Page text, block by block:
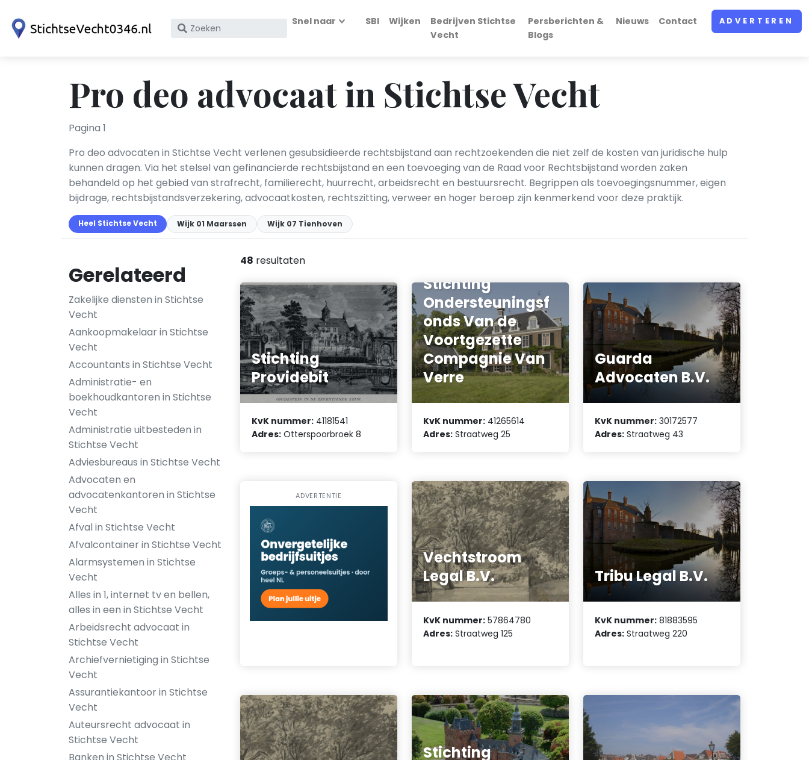
Zoek
KvK
nummer
Snel naar SBI Wijken
Bedrijven Stichtse
Vecht
Persberichten &
Blogs
Nieuws Contact ADVERTEREN
Pro deo advocaat in Stichtse Vecht
Pagina 1
Pro deo advocaten in Stichtse Vecht verlenen gesubsidieerde rechtsbijstand aan rechtzoekenden die niet zelf de kosten van juridische hulp
kunnen dragen. Via het stelsel van gefinancierde rechtsbijstand en een toevoeging van de Raad voor Rechtsbijstand worden zaken
behandeld op het gebied van strafrecht, familierecht, huurrecht, arbeidsrecht en bestuursrecht. Begrippen als toevoegingsnummer, eigen
bijdrage, rechtsbijstandsverzekering, advocaatkosten, rechtszitting, verweer en hoger beroep zijn kenmerkend voor deze praktijk.
Heel Stichtse Vecht Wijk 01 Maarssen Wijk 07 Tienhoven
Gerelateerd
Zakelijke diensten in Stichtse
Vecht
Aankoopmakelaar in Stichtse
Vecht
Accountants in Stichtse Vecht
Administratie- en
boekhoudkantoren in Stichtse
Vecht
Administratie uitbesteden in
Stichtse Vecht
Adviesbureaus in Stichtse Vecht
Advocaten en
advocatenkantoren in Stichtse
Vecht
Afval in Stichtse Vecht
Afvalcontainer in Stichtse Vecht
Alarmsystemen in Stichtse
Vecht
Alles in 1, internet tv en bellen,
alles in een in Stichtse Vecht
Arbeidsrecht advocaat in
Stichtse Vecht
Archiefvernietiging in Stichtse
Vecht
Assurantiekantoor in Stichtse
Vecht
Auteursrecht advocaat in
Stichtse Vecht
48 resultaten
Stichting
Providebit
KvK nummer: 41181541
Adres: Otterspoorbroek 8
Stichting
Ondersteuningsf
onds Van de
Voortgezette
Compagnie Van
Verre
KvK nummer: 41265614
Adres: Straatweg 25
Guarda
Advocaten B.V.
KvK nummer: 30172577
Adres: Straatweg 43
ADVERTENTIE
Vechtstroom
Legal B.V.
KvK nummer: 57864780
Adres: Straatweg 125
Tribu Legal B.V.
KvK nummer: 81883595
Adres: Straatweg 220
Stichting